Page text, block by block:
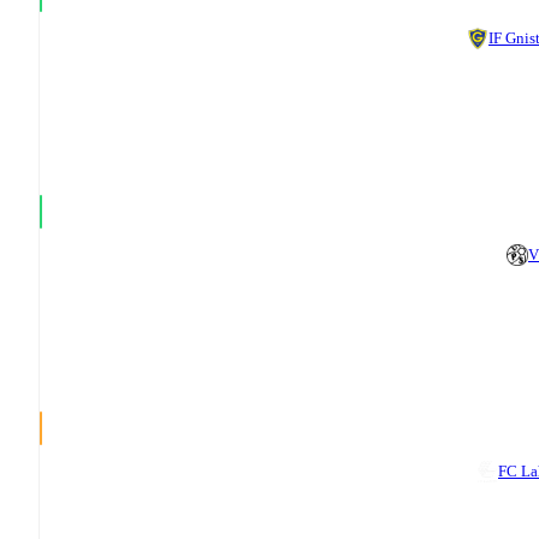
IF
FC